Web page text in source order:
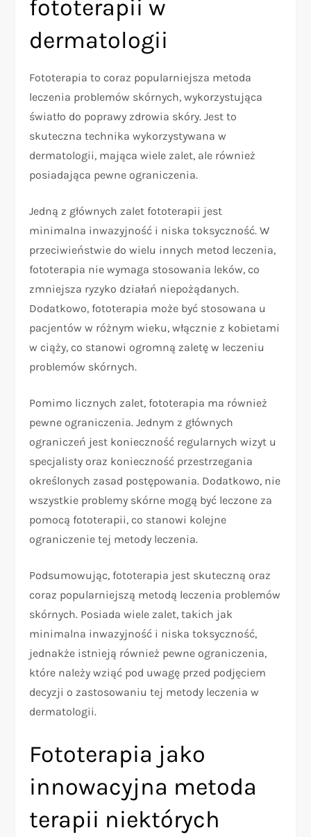
fototerapii w
dermatologii
Fototerapia to coraz popularniejsza metoda
leczenia problemów skórnych, wykorzystująca
światło do poprawy zdrowia skóry. Jest to
skuteczna technika wykorzystywana w
dermatologii, mająca wiele zalet, ale również
posiadająca pewne ograniczenia.
Jedną z głównych zalet fototerapii jest
minimalna inwazyjność i niska toksyczność. W
przeciwieństwie do wielu innych metod leczenia,
fototerapia nie wymaga stosowania leków, co
zmniejsza ryzyko działań niepożądanych.
Dodatkowo, fototerapia może być stosowana u
pacjentów w różnym wieku, włącznie z kobietami
w ciąży, co stanowi ogromną zaletę w leczeniu
problemów skórnych.
Pomimo licznych zalet, fototerapia ma również
pewne ograniczenia. Jednym z głównych
ograniczeń jest konieczność regularnych wizyt u
specjalisty oraz konieczność przestrzegania
określonych zasad postępowania. Dodatkowo, nie
wszystkie problemy skórne mogą być leczone za
pomocą fototerapii, co stanowi kolejne
ograniczenie tej metody leczenia.
Podsumowując, fototerapia jest skuteczną oraz
coraz popularniejszą metodą leczenia problemów
skórnych. Posiada wiele zalet, takich jak
minimalna inwazyjność i niska toksyczność,
jednakże istnieją również pewne ograniczenia,
które należy wziąć pod uwagę przed podjęciem
decyzji o zastosowaniu tej metody leczenia w
dermatologii.
Fototerapia jako
innowacyjna metoda
terapii niektórych